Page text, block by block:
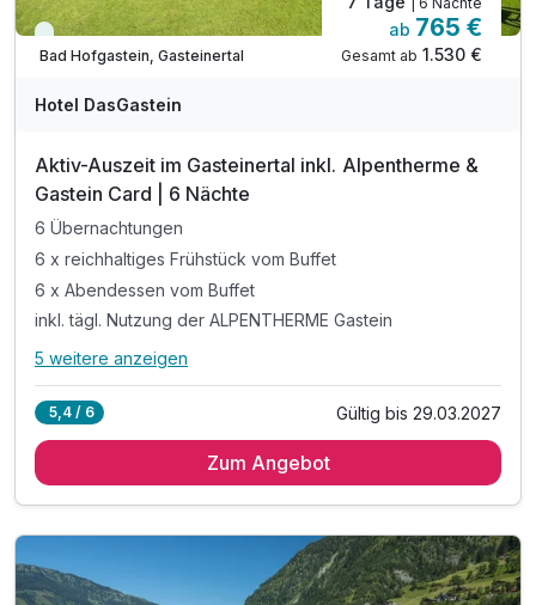
Viele Termine frei
Bad Hofgastein, Gasteinertal
ab 765 €
Gesamt ab 1.530 €
Hotel DasGastein
Aktiv-Auszeit im Gasteinertal inkl. Alpentherme &
Gastein Card | 6 Nächte
6 Übernachtungen
6 x reichhaltiges Frühstück vom Buffet
6 x Abendessen vom Buffet
inkl. tägl. Nutzung der ALPENTHERME Gastein
Alle Inklusivleistungen
6 x reichhaltiges Frühstück vom Buffet
in den Sommermonaten inkl. Gasteiner Bergbahnen*
inkl. Badetasche -tücher, -mantel & -slipper
5 weitere anzeigen
5,4 / 6 Gültig bis 29.03.2027
Zum Angebot